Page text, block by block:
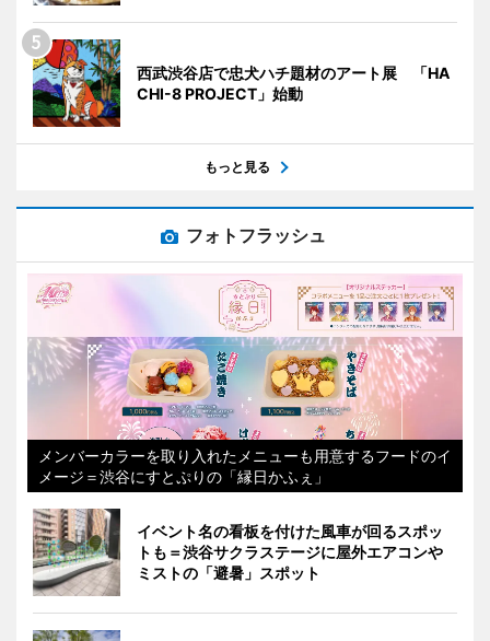
西武渋谷店で忠犬ハチ題材のアート展 「HA
CHI-8 PROJECT」始動
もっと見る
フォトフラッシュ
メンバーカラーを取り入れたメニューも用意するフードのイ
メージ＝渋谷にすとぷりの「縁日かふぇ」
イベント名の看板を付けた風車が回るスポッ
トも＝渋谷サクラステージに屋外エアコンや
ミストの「避暑」スポット